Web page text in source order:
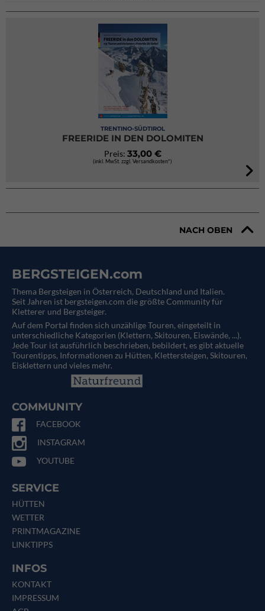
TRENTINO-SÜDTIROL
FREERIDE IN DEN DOLOMITEN
Preis: 33,00 €
(inkl. MwSt. zzgl. Versandkosten*)
NACH OBEN
BERGSTEIGEN.com
Thema Bergsteigen in Österreich, Deutschland und Italien.
Seit Jahren ist bergsteigen.com die größte Community für
Kletterer und Bergsteiger.
Auf dem Portal finden sich unzählige Touren, eingeteilt in
unterschiedliche Kategorien (Klettern, Skitouren, Eiswände, ...).
Jede Tour ist ausführlich beschrieben, bebildert, es gibt aktuelle
Tourentipps, Informationen zu Hütten, Klettersteigen, Skitouren,
Eisklettern und vieles mehr.
COMMUNITY
FACEBOOK
INSTAGRAM
YOUTUBE
SERVICE
HÜTTEN
WETTER
PRINTMAGAZINE
LINKTIPPS
INFOS
KONTAKT
IMPRESSUM